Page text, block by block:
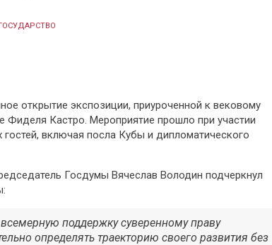
открытие экспозиции, приуроченной к вековому
Фиделя Кастро. Мероприятие прошло при участии
включая посла Кубы и дипломатического
Госдумы Вячеслав Володин подчеркнул
поддержку суверенному праву
определять траекторию своего развития без